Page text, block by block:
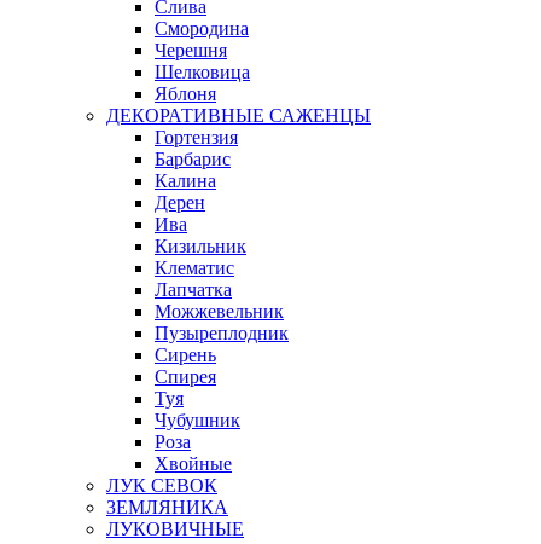
Слива
Смородина
Черешня
Шелковица
Яблоня
ДЕКОРАТИВНЫЕ САЖЕНЦЫ
Гортензия
Барбарис
Калина
Дерен
Ива
Кизильник
Клематис
Лапчатка
Можжевельник
Пузыреплодник
Сирень
Спирея
Туя
Чубушник
Роза
Хвойные
ЛУК СЕВОК
ЗЕМЛЯНИКА
ЛУКОВИЧНЫЕ